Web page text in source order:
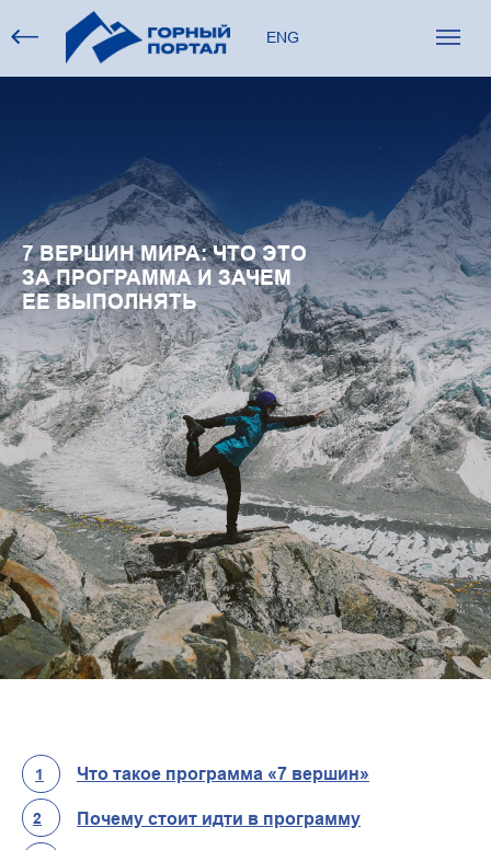
ENG
7 ВЕРШИН МИРА: ЧТО ЭТО
ЗА ПРОГРАММА И ЗАЧЕМ
ЕЕ ВЫПОЛНЯТЬ
Почему стоит идти в программу
Что такое программа «7 вершин»
1
2